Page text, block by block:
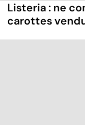
Listeria : ne
carottes